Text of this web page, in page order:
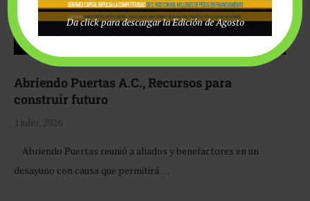
Abriendo Puertas A.C., Recursos para
construir futuro
1 julio, 2026
Abriendo Puertas reunió a aliados y benefactores en un
desayuno con causa que permitirá …
Da click para descargar la Edición de Agosto